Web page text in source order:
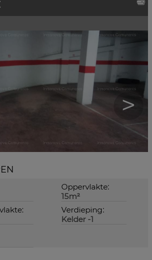
>
Oppervlakte:
15m²
Verdieping:
Kelder -1